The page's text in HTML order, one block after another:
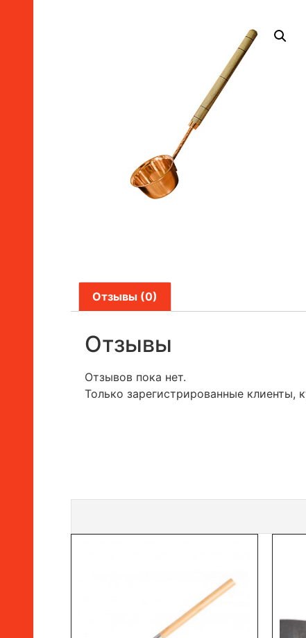
Отзывы (0)
Отзывы
Отзывов пока нет.
Только зарегистрированные клиенты,